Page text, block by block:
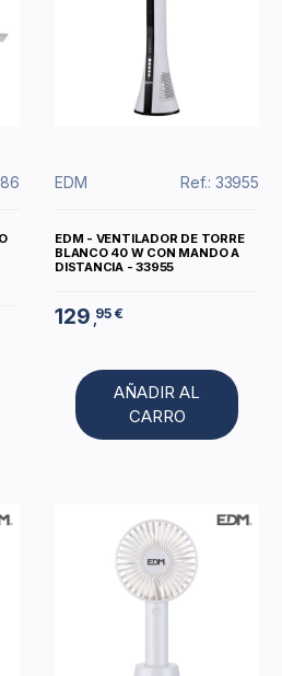
EDM Ref.: 33955
EDM - VENTILADOR DE TORRE
BLANCO 40 W CON MANDO A
DISTANCIA - 33955
129 ,95 €
AÑADIR AL
CARRO